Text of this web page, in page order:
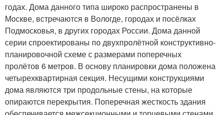
годах. Дома данного типа широко распространены в
Москве, встречаются в Вологде, городах и посёлках
Подмосковья, в других городах России. Дома данной
серии спроектированы по двухпролётной конструктивно-
планировочной схеме с размерами поперечных
пролётов 6 метров. В основу планировки дома положена
четырехквартирная секция. Несущими конструкциями
дома являются три продольные стены, на которые
опираются перекрытия. Поперечная жесткость здания